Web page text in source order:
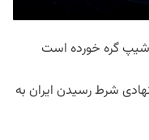
گره خورده است
شرط رسیدن ایران به